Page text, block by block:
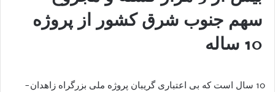
سهم جنوب شرق کشور از پروژه
10 ساله
10 سال است که بی اعتباری گریبان پروژه ملی بزرگراه زاهدان-